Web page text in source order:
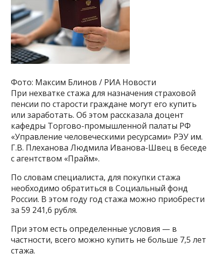
Фото: Максим Блинов / РИА Новости
При нехватке стажа для назначения страховой
пенсии по старости граждане могут его купить
или заработать. Об этом рассказала доцент
кафедры Торгово-промышленной палаты РФ
«Управление человеческими ресурсами» РЭУ им.
Г.В. Плеханова Людмила Иванова-Швец в беседе
с агентством «Прайм».
По словам специалиста, для покупки стажа
необходимо обратиться в Социальный фонд
России. В этом году год стажа можно приобрести
за 59 241,6 рубля.
При этом есть определенные условия — в
частности, всего можно купить не больше 7,5 лет
стажа.